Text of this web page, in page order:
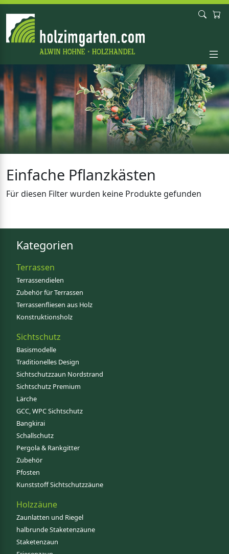
Einfache Pflanzkästen
Für diesen Filter wurden keine Produkte gefunden
Kategorien
Terrassen
Terrassendielen
Zubehör für Terrassen
Terrassenfliesen aus Holz
Konstruktionsholz
Sichtschutz
Basismodelle
Traditionelles Design
Sichtschutzzaun Nordstrand
Sichtschutz Premium
Lärche
GCC, WPC Sichtschutz
Bangkirai
Schallschutz
Pergola & Rankgitter
Zubehör
Pfosten
Kunststoff Sichtschutzzäune
Holzzäune
Zaunlatten und Riegel
halbrunde Staketenzäune
Staketenzaun